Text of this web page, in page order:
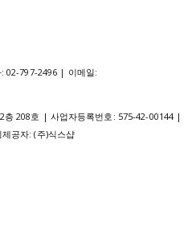
02-797-2496 | 이메일:
층 208호 | 사업자등록번호: 575-42-00144|
공자: (주)식스샵